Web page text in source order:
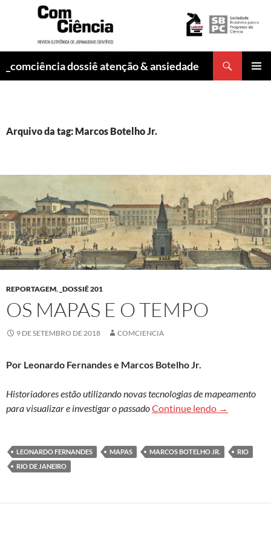
_comciência dossiê atenção & ansiedade
Arquivo da tag: Marcos Botelho Jr.
REPORTAGEM, _DOSSIÊ 201
OS MAPAS E O TEMPO
9 DE SETEMBRO DE 2018 COMCIENCIA
Por Leonardo Fernandes e Marcos Botelho Jr.
Historiadores estão utilizando novas tecnologias de mapeamento
para visualizar e investigar o passadoContinue lendo Os mapas
→
LEONARDO FERNANDES MAPAS MARCOS BOTELHO JR.
RIO
RIO DE JANEIRO